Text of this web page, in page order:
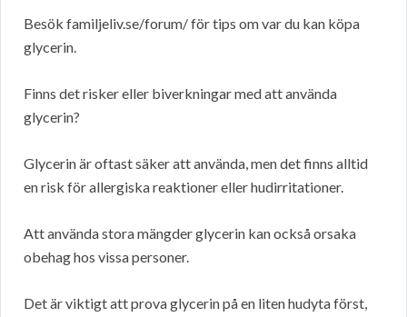
Besök familjeliv.se/forum/ för tips om var du kan köpa
glycerin.
Finns det risker eller biverkningar med att använda
glycerin?
Glycerin är oftast säker att använda, men det finns alltid
en risk för allergiska reaktioner eller hudirritationer.
Att använda stora mängder glycerin kan också orsaka
obehag hos vissa personer.
Det är viktigt att prova glycerin på en liten hudyta först,